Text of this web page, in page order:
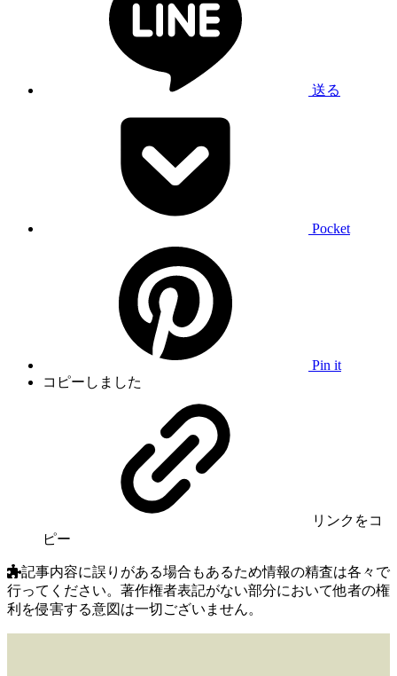
送る
Pocket
Pin it
コピーしました
リンク をコ
ピー
記事内容に誤りがある場合もあるため情報の精査は各々で
行ってください。著作権者表記がない部分において他者の権
利を侵害する意図は一切ございません。